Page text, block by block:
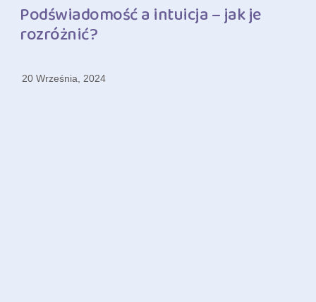
Podświadomość a intuicja – jak je
rozróżnić?
20 Września, 2024